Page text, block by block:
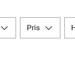
pris